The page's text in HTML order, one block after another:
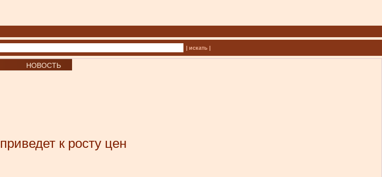
| искать |
НОВОСТЬ
к росту цен